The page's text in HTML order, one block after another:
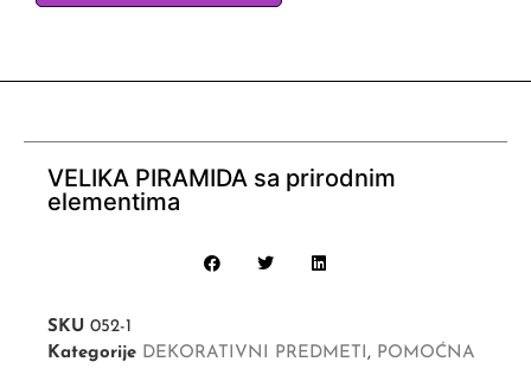
VELIKA PIRAMIDA sa prirodnim
elementima
SKU 052-1
Kategorije DEKORATIVNI PREDMETI , POMOĆNA